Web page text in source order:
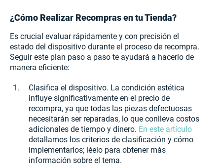
¿Cómo Realizar Recompras en tu Tienda?
Es crucial evaluar rápidamente y con precisión el
estado del dispositivo durante el proceso de recompra.
Seguir este plan paso a paso te ayudará a hacerlo de
manera eficiente:
Clasifica el dispositivo. La condición estética
influye significativamente en el precio de
recompra, ya que todas las piezas defectuosas
necesitarán ser reparadas, lo que conlleva costos
adicionales de tiempo y dinero. En este artículo
detallamos los criterios de clasificación y cómo
implementarlos; léelo para obtener más
información sobre el tema.